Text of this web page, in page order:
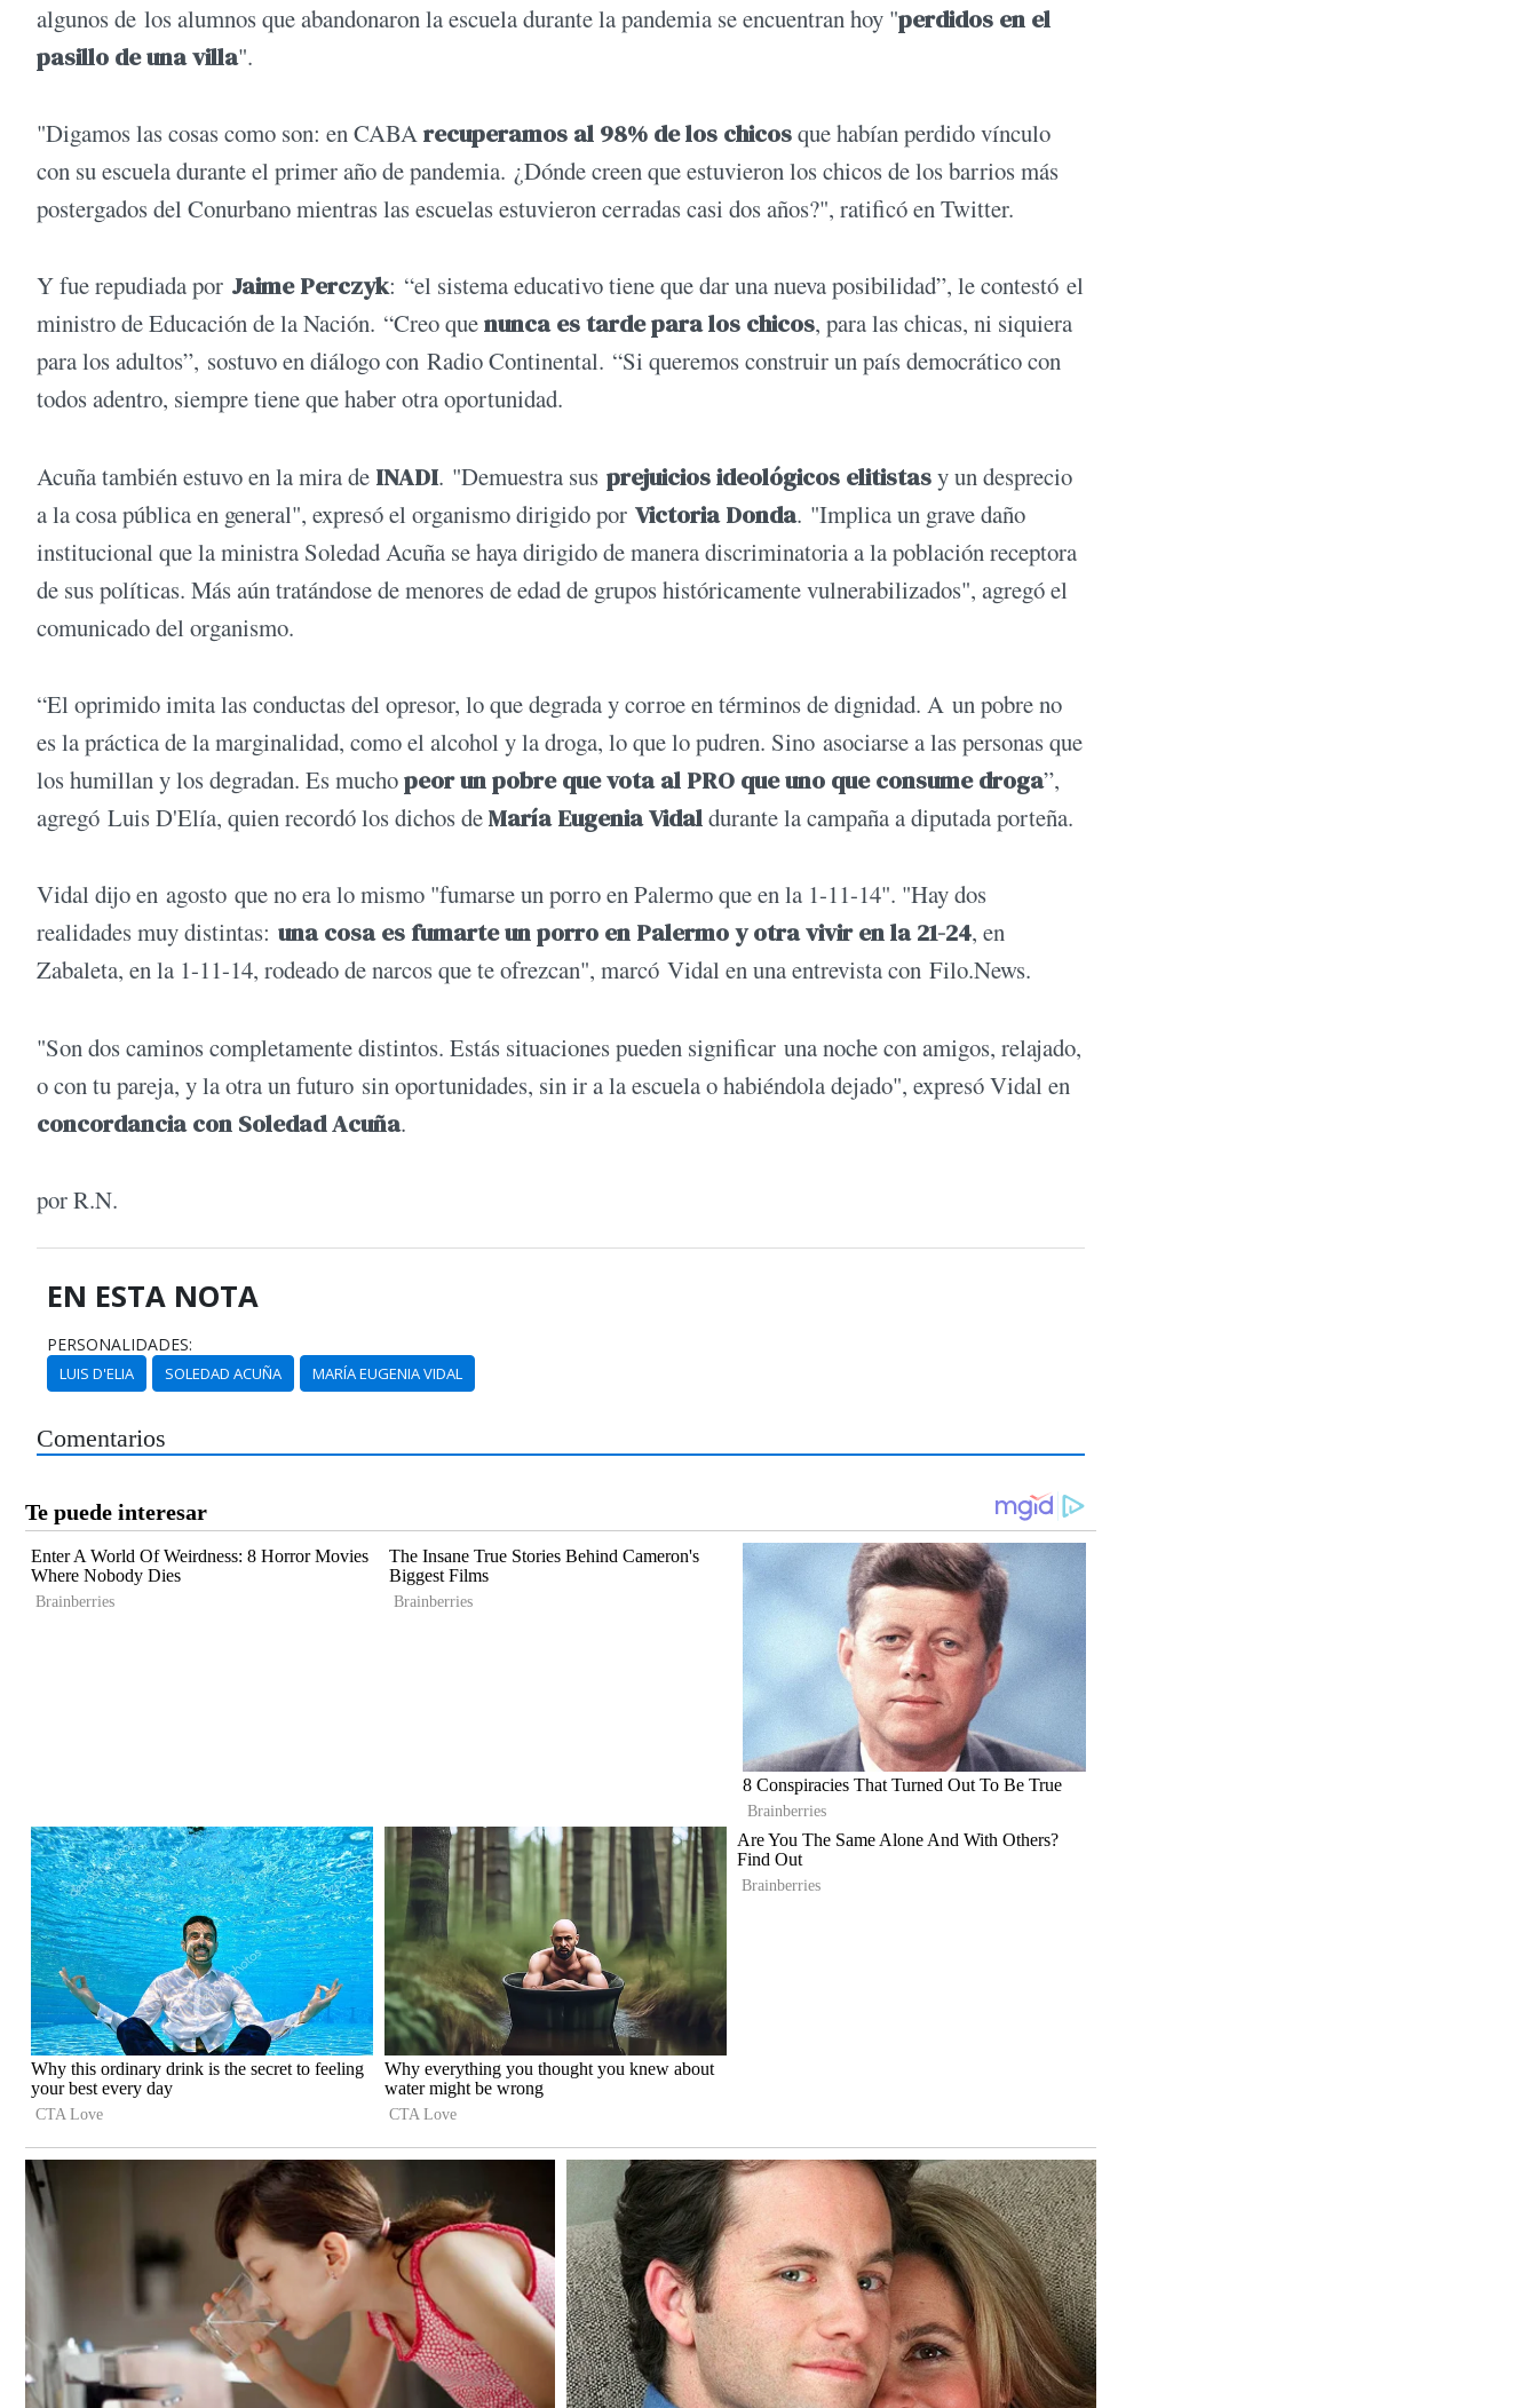
algunos de los alumnos que abandonaron la escuela durante la pandemia se encuentran hoy "perdidos en el
pasillo de una villa".
"Digamos las cosas como son: en CABArecuperamos al 98% de los chicosque habían perdido vínculo
con su escuela durante el primer año de pandemia. ¿Dónde creen que estuvieron los chicos de los barrios más
postergados del Conurbano mientras las escuelas estuvieron cerradas casi dos años?", ratificó en Twitter.
Y fue repudiada por Jaime Perczyk: “el sistema educativo tiene que dar una nueva posibilidad”, le contestó el
ministro de Educación de la Nación. “Creo quenunca es tarde para los chicos, para las chicas, ni siquiera
para los adultos”, sostuvo en diálogo con Radio Continental. “Si queremos construir un país democrático con
todos adentro, siempre tiene que haber otra oportunidad.
Acuña también estuvo en la mira de INADI. "Demuestra sus prejuicios ideológicos elitistasy un desprecio
a la cosa pública en general", expresó el organismo dirigido por Victoria Donda. "Implica un grave daño
institucional que la ministra Soledad Acuña se haya dirigido de manera discriminatoria a la población receptora
de sus políticas. Más aún tratándose de menores de edad de grupos históricamente vulnerabilizados", agregó el
comunicado del organismo.
“El oprimido imita las conductas del opresor, lo que degrada y corroe en términos de dignidad. A un pobre no
es la práctica de la marginalidad, como el alcohol y la droga, lo que lo pudren. Sino asociarse a las personas que
los humillan y los degradan. Es muchopeor un pobre que vota al PRO que uno que consume droga”,
agregó Luis D'Elía, quien recordó los dichos deMaría Eugenia Vidaldurante la campaña a diputada porteña.
Vidal dijo en agosto que no era lo mismo "fumarse un porro en Palermo que en la 1-11-14". "Hay dos
realidades muy distintas: una cosa es fumarte un porro en Palermo y otra vivir en la 21-24, en
Zabaleta, en la 1-11-14, rodeado de narcos que te ofrezcan", marcó Vidal en una entrevista con Filo.News.
"Son dos caminos completamente distintos. Estás situaciones pueden significar una noche con amigos, relajado,
o con tu pareja, y la otra un futuro sin oportunidades, sin ir a la escuela o habiéndola dejado", expresó Vidal en
concordancia con Soledad Acuña.
por R.N.
EN ESTA NOTA
PERSONALIDADES:
LUIS D'ELIA SOLEDAD ACUÑA MARÍA EUGENIA VIDAL
Comentarios